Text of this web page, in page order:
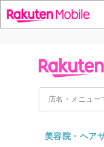
美容院・ヘア